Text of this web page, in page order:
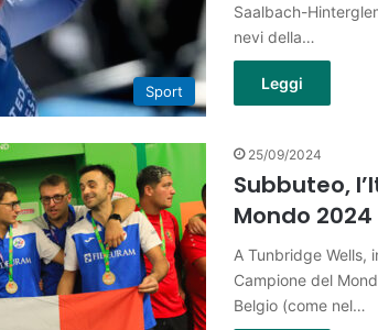
Sport
Saalbach-
nevi della…
Leggi
25/09/2024
Subbuteo,
Mondo 2024
A Tunbridge Wells,
Campione del
Belgio (come nel…